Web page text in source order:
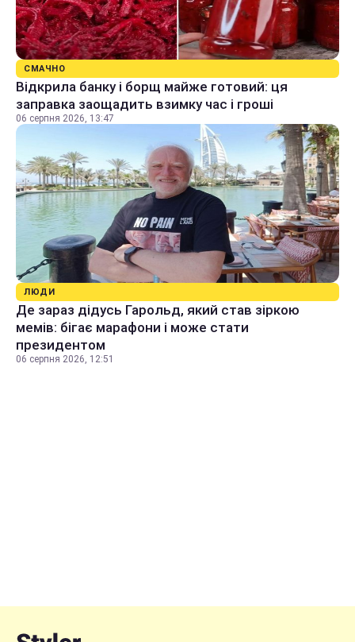
СМАЧНО
Відкрила банку і борщ майже готовий: ця
заправка заощадить взимку час і гроші
06 серпня 2026, 13:47
ЛЮДИ
Де зараз дідусь Гарольд, який став зіркою
мемів: бігає марафони і може стати
президентом
06 серпня 2026, 12:51